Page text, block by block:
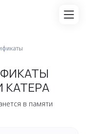
КАТЕРА
в памяти